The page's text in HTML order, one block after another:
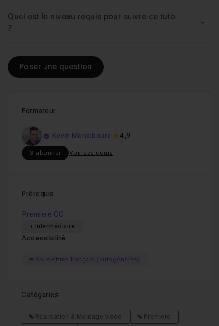
Formateur
Kevin Mendiboure 4,9
S'abonner Voir ses cours
Prérequis
Premiere CC
Intermédiaire
Accessibilité
Sous-titres français (autogénérés)
Catégories
Réalisation & Montage vidéo
Premiere
Quel est le niveau requis pour suivre ce tuto
?
Poser une question